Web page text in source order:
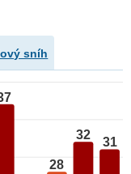
sníh
28
32
31